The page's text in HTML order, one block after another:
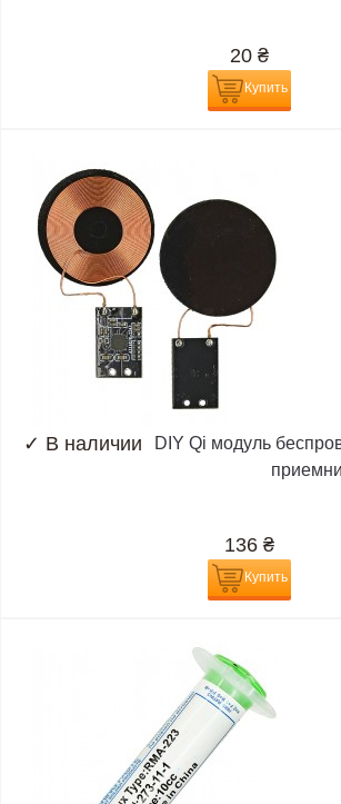
20 ₴
Купить
✓ В наличии
DIY Qi модуль
136 ₴
Купить